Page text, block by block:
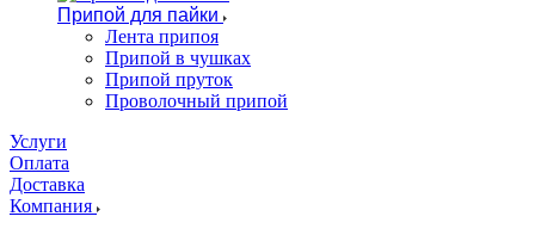
Припой для пайки
Лента припоя
Припой в чушках
Припой пруток
Проволочный припой
Услуги
Оплата
Доставка
Компания